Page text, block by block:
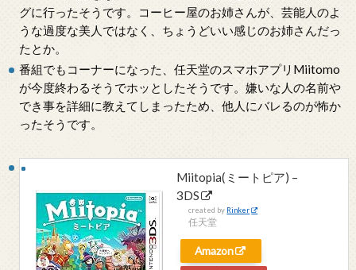
グに行ったそうです。コーヒー屋のお姉さんが、芸能人のよ
うな過度な美人ではなく、ちょうどいい感じのお姉さんだっ
たとか。
番組でもコーナーになった、任天堂のスマホアプリMiitomo
が今度終わるそうでホッとしたそうです。嫌いな人の名前や
でき事を詳細に教えてしまったため、他人にバレるのが怖か
ったそうです。
Miitopia(ミートピア) –
3DS
created by Rinker
任天堂
Amazon